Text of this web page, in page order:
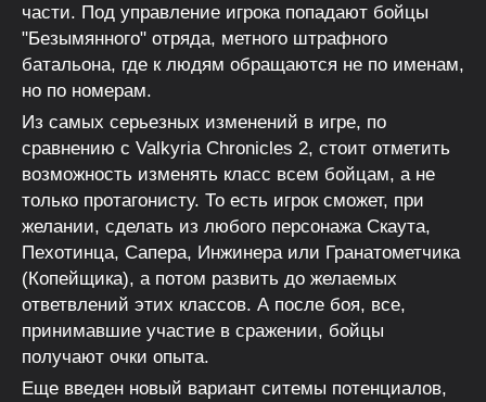
части. Под управление игрока попадают бойцы
"Безымянного" отряда, метного штрафного
батальона, где к людям обращаются не по именам,
но по номерам.
Из самых серьезных изменений в игре, по
сравнению с Valkyria Chronicles 2, стоит отметить
возможность изменять класс всем бойцам, а не
только протагонисту. То есть игрок сможет, при
желании, сделать из любого персонажа Скаута,
Пехотинца, Сапера, Инжинера или Гранатометчика
(Копейщика), а потом развить до желаемых
ответвлений этих классов. А после боя, все,
принимавшие участие в сражении, бойцы
получают очки опыта.
Еще введен новый вариант ситемы потенциалов,